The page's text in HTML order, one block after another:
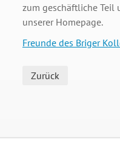
zum geschäftliche Teil
unserer Homepage.
Freunde des Briger
Zurück